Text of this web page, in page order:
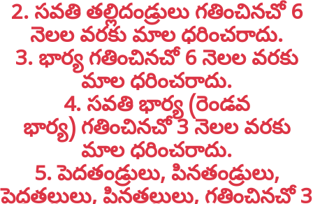
2. సవతి తల్లిదండ్రులు గతించినచో 6
నెలల వరకు మాల ధరించరాదు.
3. భార్య గతించినచో 6 నెలల వరకు
మాల ధరించరాదు.
4. సవతి భార్య (రెండవ
భార్య) గతించినచో 3 నెలల వరకు
మాల ధరించరాదు.
5. పెదతండ్రులు, పినతండ్రులు,